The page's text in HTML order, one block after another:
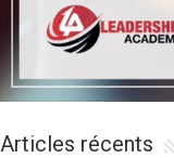
Articles récents